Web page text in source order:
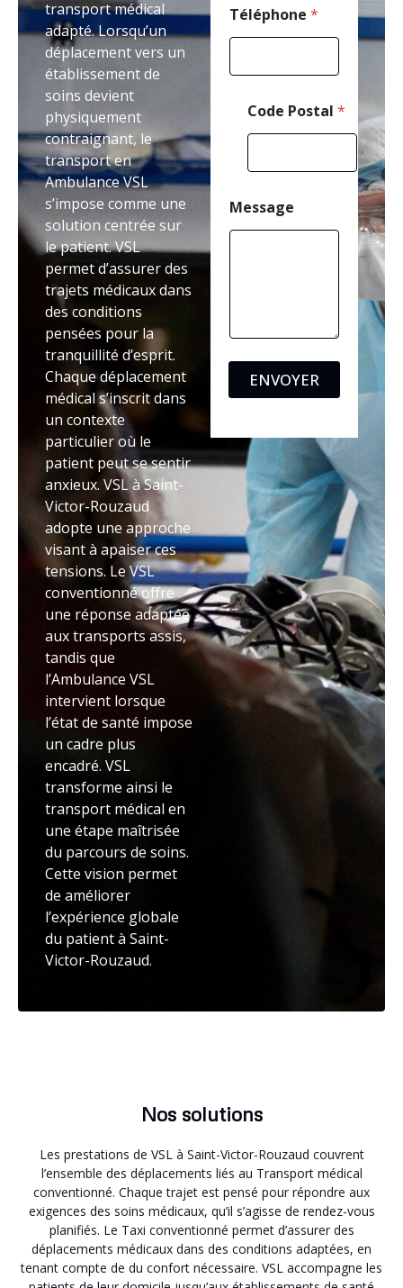
transport médical
adapté. Lorsqu’un
déplacement vers un
établissement de
soins devient
physiquement
contraignant, le
transport en
Ambulance VSL
s’impose comme une
solution centrée sur
le patient. VSL
permet d’assurer des
trajets médicaux dans
des conditions
pensées pour la
tranquillité d’esprit.
Chaque déplacement
médical s’inscrit dans
un contexte
particulier où le
patient peut se sentir
anxieux. VSL à Saint-
Victor-Rouzaud
adopte une approche
visant à apaiser ces
tensions. Le VSL
conventionné offre
une réponse adaptée
aux transports assis,
tandis que
l’Ambulance VSL
intervient lorsque
l’état de santé impose
un cadre plus
encadré. VSL
transforme ainsi le
transport médical en
une étape maîtrisée
du parcours de soins.
Cette vision permet
de améliorer
l’expérience globale
du patient à Saint-
Victor-Rouzaud.
Téléphone *
e
Code Postal *
Message
ENVOYER
Nos solutions
Les prestations de VSL à Saint-Victor-Rouzaud couvrent
l’ensemble des déplacements liés au Transport médical
conventionné. Chaque trajet est pensé pour répondre aux
exigences des soins médicaux, qu’il s’agisse de rendez-vous
planifiés. Le Taxi conventionné permet d’assurer des
déplacements médicaux dans des conditions adaptées, en
tenant compte de du confort nécessaire. VSL accompagne les